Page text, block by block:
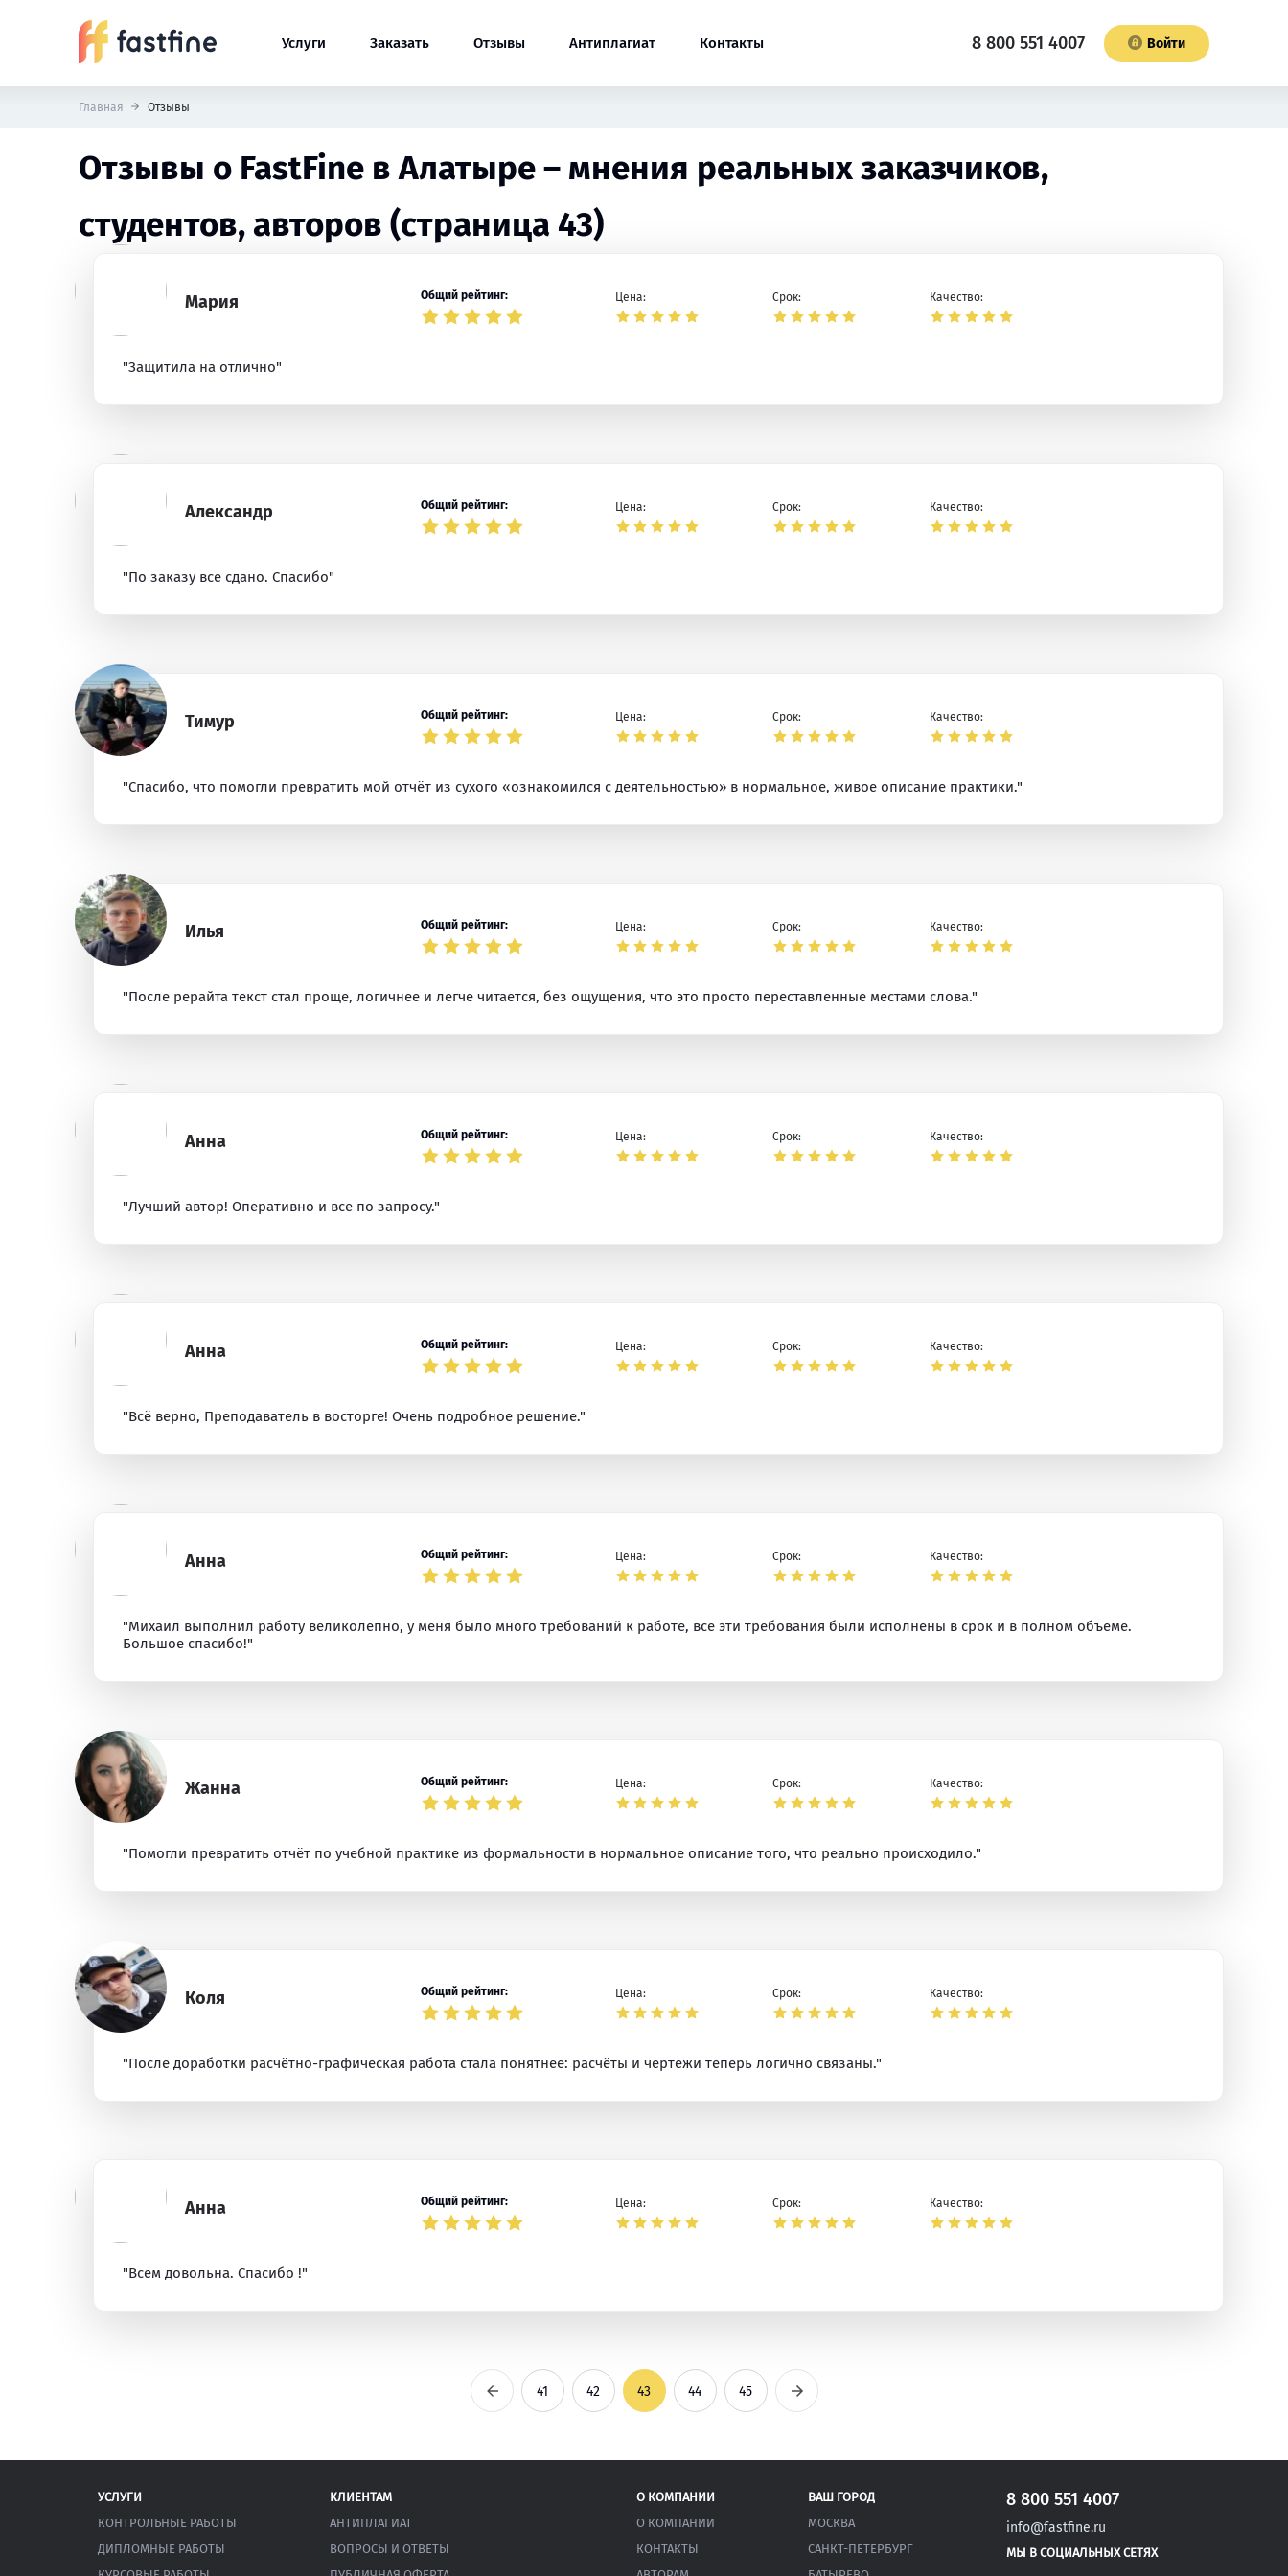
Услуги Заказать Отзывы Антиплагиат Контакты 8 800 551 4007 Войти
Главная Отзывы
Отзывы о FastFine в Алатыре – мнения реальных заказчиков,
студентов, авторов (страница 43)
Мария Общий рейтинг: Цена: Срок: Качество:
"Защитила на отлично"
Александр Общий рейтинг: Цена: Срок: Качество:
"По заказу все сдано. Спасибо"
Тимур Общий рейтинг: Цена: Срок: Качество:
"Спасибо, что помогли превратить мой отчёт из сухого «ознакомился с деятельностью» в нормальное, живое описание практики."
Илья Общий рейтинг: Цена: Срок: Качество:
"После рерайта текст стал проще, логичнее и легче читается, без ощущения, что это просто переставленные местами слова."
Анна Общий рейтинг: Цена: Срок: Качество:
"Лучший автор! Оперативно и все по запросу."
Анна Общий рейтинг: Цена: Срок: Качество:
"Всё верно, Преподаватель в восторге! Очень подробное решение."
Анна Общий рейтинг: Цена: Срок: Качество:
"Михаил выполнил работу великолепно, у меня было много требований к работе, все эти требования были исполнены в срок и в полном объеме.
Большое спасибо!"
Жанна Общий рейтинг: Цена: Срок: Качество:
"Помогли превратить отчёт по учебной практике из формальности в нормальное описание того, что реально происходило."
Коля Общий рейтинг: Цена: Срок: Качество:
"После доработки расчётно-графическая работа стала понятнее: расчёты и чертежи теперь логично связаны."
Анна Общий рейтинг: Цена: Срок: Качество:
"Всем довольна. Спасибо !"
Предыдущая
41 42 43 44 45 Следующая
УСЛУГИ
КОНТРОЛЬНЫЕ РАБОТЫ
ДИПЛОМНЫЕ РАБОТЫ
КЛИЕНТАМ
АНТИПЛАГИАТ
ВОПРОСЫ И ОТВЕТЫ
О КОМПАНИИ
О КОМПАНИИ
КОНТАКТЫ
ВАШ ГОРОД
МОСКВА
САНКТ-ПЕТЕРБУРГ
8 800 551 4007
info@fastfine.ru
МЫ В СОЦИАЛЬНЫХ СЕТЯХ